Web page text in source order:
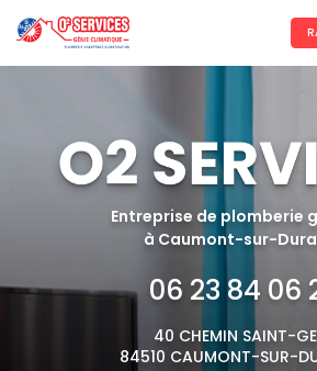
au
contenu
principal
Entreprise de plomberie
à Caumont-sur-
06 23 84 06
40 CHEMIN SAINT-
84510 CAUMONT-SUR-